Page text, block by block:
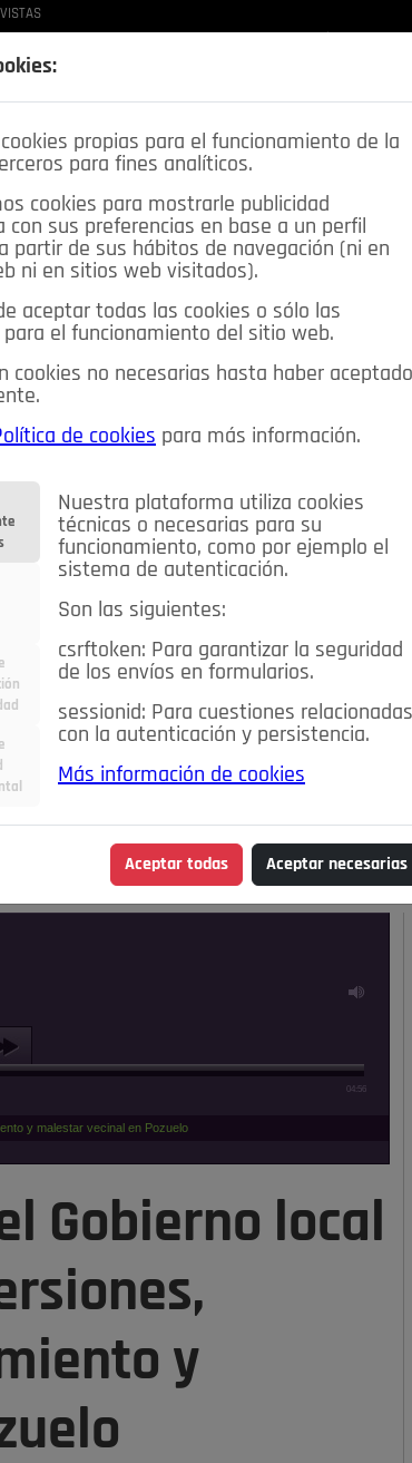
CRÓNICAS DE
OPINIÓN IN SALUD 🔴 EN DIRECTO
ANUNCIOS
Economía
Educación
04:56
y malestar vecinal en Pozuelo
Gobierno local
y
propias para el funcionamiento de la
para fines analíticos.
cookies para mostrarle publicidad
con sus preferencias en base a un perfil
partir de sus hábitos de navegación (ni en
ni en sitios web visitados).
aceptar todas las cookies o sólo las
para el funcionamiento del sitio web.
cookies no necesarias hasta haber aceptado
de cookies para más información.
Nuestra plataforma utiliza cookies
técnicas o necesarias para su
funcionamiento, como por ejemplo el
sistema de autenticación.
Son las siguientes:
csrftoken: Para garantizar la seguridad
de los envíos en formularios.
sessionid: Para cuestiones relacionadas
con la autenticación y persistencia.
Más información de cookies
Aceptar todas Aceptar necesarias